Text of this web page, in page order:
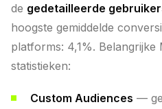
de gedetailleerde
hoogste gemiddelde
platforms: 4,1%. Belangrijke
statistieken:
Custom Audiences —